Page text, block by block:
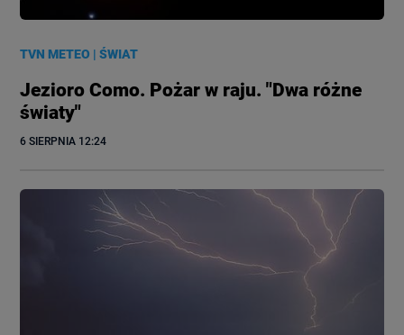
TVN METEO |ŚWIAT
Jezioro Como. Pożar w raju. "Dwa różne
światy"
6 SIERPNIA 12:24